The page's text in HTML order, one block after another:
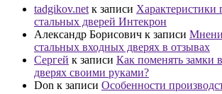
tadgikov.net к записи Характеристики
стальных дверей Интекрон
Александр Борисович к записи
стальных входных дверях в отзывах
Сергей к записи Как поменять замки
дверях своими руками?
Don к записи Особенности